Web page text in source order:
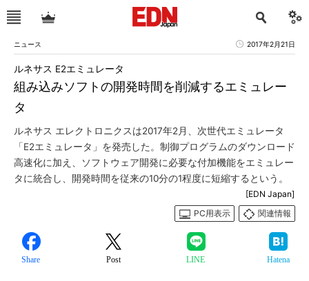
ニュース 2017年2月21日
組み込みソフトの開発時間を削減するエミュレー
タ
ルネサス E2エミュレータ
ルネサス エレクトロニクスは2017年2月、次世代エミュレータ
「E2エミュレータ」を発売した。制御プログラムのダウンロード
高速化に加え、ソフトウェア開発に必要な付加機能をエミュレー
タに統合し、開発時間を従来の10分の1程度に短縮するという。
[EDN Japan]
PC用表示
関連情報
Share Post LINE Hatena